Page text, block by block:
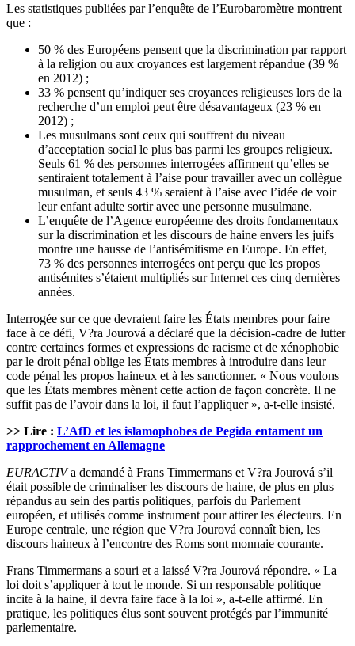
Les statistiques publiées par l’enquête de l’Eurobaromètre montrent
que :
50 % des Européens pensent que la discrimination par rapport
à la religion ou aux croyances est largement répandue (39 %
en 2012) ;
33 % pensent qu’indiquer ses croyances religieuses lors de la
recherche d’un emploi peut être désavantageux (23 % en
2012) ;
Les musulmans sont ceux qui souffrent du niveau
d’acceptation social le plus bas parmi les groupes religieux.
Seuls 61 % des personnes interrogées affirment qu’elles se
sentiraient totalement à l’aise pour travailler avec un collègue
musulman, et seuls 43 % seraient à l’aise avec l’idée de voir
leur enfant adulte sortir avec une personne musulmane.
L’enquête de l’Agence européenne des droits fondamentaux
sur la discrimination et les discours de haine envers les juifs
montre une hausse de l’antisémitisme en Europe. En effet,
73 % des personnes interrogées ont perçu que les propos
antisémites s’étaient multipliés sur Internet ces cinq dernières
années.
Interrogée sur ce que devraient faire les États membres pour faire
face à ce défi, V?ra Jourová a déclaré que la décision-cadre de lutter
contre certaines formes et expressions de racisme et de xénophobie
par le droit pénal oblige les États membres à introduire dans leur
code pénal les propos haineux et à les sanctionner. « Nous voulons
que les États membres mènent cette action de façon concrète. Il ne
suffit pas de l’avoir dans la loi, il faut l’appliquer », a-t-elle insisté.
>> Lire : L’AfD et les islamophobes de Pegida entament un
rapprochement en Allemagne
EURACTIVa demandé à Frans Timmermans et V?ra Jourová s’il
était possible de criminaliser les discours de haine, de plus en plus
répandus au sein des partis politiques, parfois du Parlement
européen, et utilisés comme instrument pour attirer les électeurs. En
Europe centrale, une région que V?ra Jourová connaît bien, les
discours haineux à l’encontre des Roms sont monnaie courante.
Frans Timmermans a souri et a laissé V?ra Jourová répondre. « La
loi doit s’appliquer à tout le monde. Si un responsable politique
incite à la haine, il devra faire face à la loi », a-t-elle affirmé. En
pratique, les politiques élus sont souvent protégés par l’immunité
parlementaire.